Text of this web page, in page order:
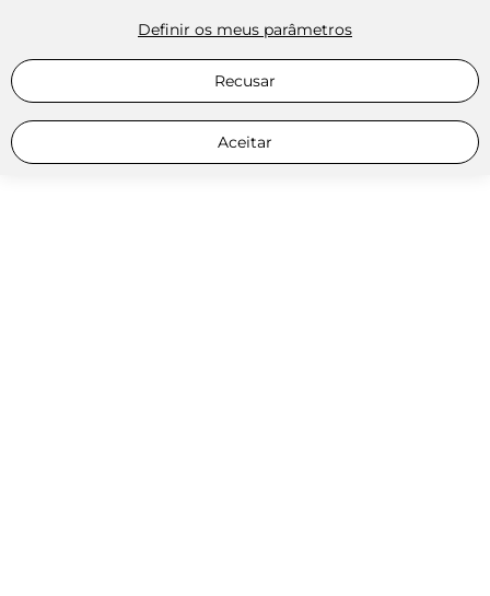
Definir os meus parâmetros
Recusar
Aceitar